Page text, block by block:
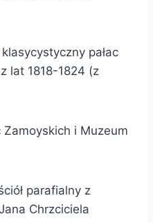
klasycystyczny pałac
lat 1818-1824 (z
Zamoyskich i Muzeum
parafialny z
Chrzciciela